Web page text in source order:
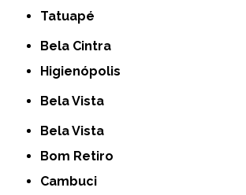
Tatuapé
Bela Cintra
Higienópolis
Bela Vista
Bela Vista
Bom Retiro
Cambuci